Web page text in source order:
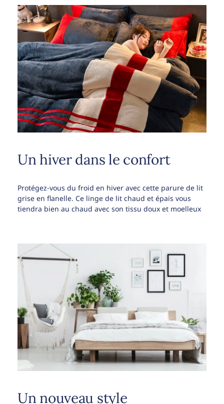
Un hiver dans le confort
Protégez-vous du froid en hiver avec cette parure de lit
grise en flanelle. Ce linge de lit chaud et épais vous
tiendra bien au chaud avec son tissu doux et moelleux
Un nouveau style